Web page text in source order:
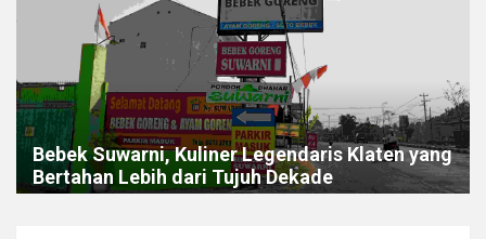
Bebek Suwarni, Kuliner Legendaris Klaten yang
Bertahan Lebih dari Tujuh Dekade